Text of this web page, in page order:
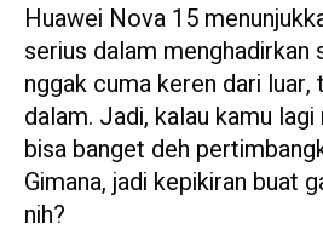
Huawei Nova 15
serius dalam menghadirkan
nggak cuma keren dari luar,
dalam. Jadi, kalau kamu
bisa banget deh
Gimana, jadi kepikiran buat
nih?